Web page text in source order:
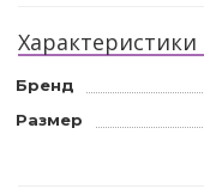
Характеристики
Бренд
Размер